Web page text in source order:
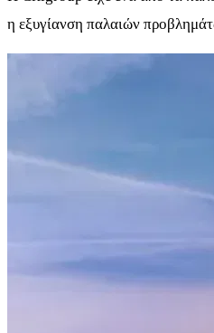
η εξυγίανση παλαιών